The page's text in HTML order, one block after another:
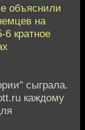
объяснили
на
6 кратное
сыграла.
каждому